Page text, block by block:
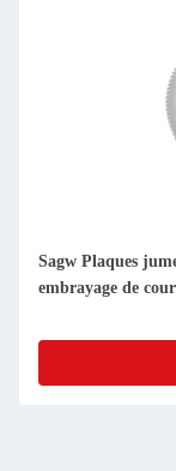
Sagw Plaques
embrayage de